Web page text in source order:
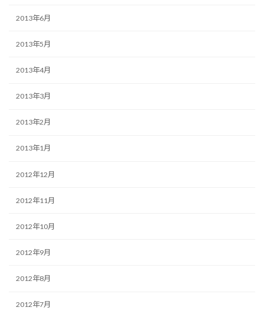
2013年6月
2013年5月
2013年4月
2013年3月
2013年2月
2013年1月
2012年12月
2012年11月
2012年10月
2012年9月
2012年8月
2012年7月